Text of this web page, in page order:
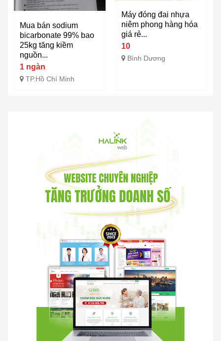
Mua bán sodium
bicarbonate 99% bao
25kg tăng kiềm
nguồn...
1 ngàn
TP.Hồ Chí Minh
Máy đóng đai nhựa
niêm phong hàng hóa
giá rẻ...
10
Bình Dương